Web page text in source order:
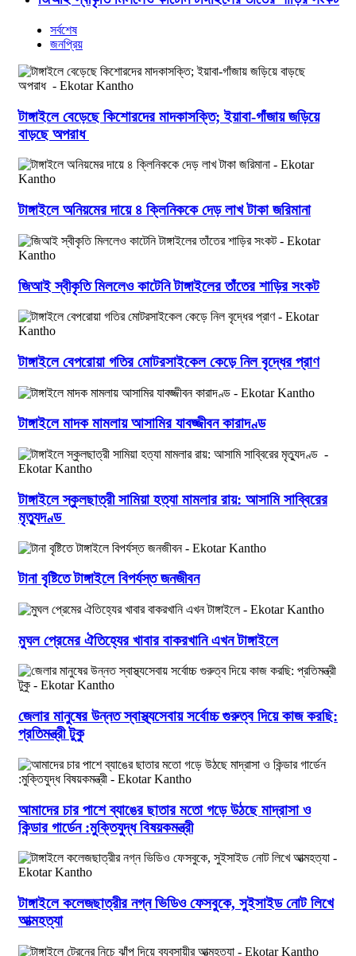
সর্বশেষ
জনপ্রিয়
টাঙ্গাইলে বেড়েছে কিশোরদের মাদকাসক্তি; ইয়াবা-গাঁজায় জড়িয়ে
বাড়ছে অপরাধ
টাঙ্গাইলে অনিয়মের দায়ে ৪ ক্লিনিককে দেড় লাখ টাকা জরিমানা
জিআই স্বীকৃতি মিললেও কাটেনি টাঙ্গাইলের তাঁতের শাড়ির সংকট
টাঙ্গাইলে বেপরোয়া গতির মোটরসাইকেল কেড়ে নিল বৃদ্ধের প্রাণ
টাঙ্গাইলে মাদক মামলায় আসামির যাবজ্জীবন কারাদণ্ড
টাঙ্গাইলে স্কুলছাত্রী সামিয়া হত্যা মামলার রায়: আসামি সাব্বিরের
মৃত্যুদণ্ড
টানা বৃষ্টিতে টাঙ্গাইলে বিপর্যস্ত জনজীবন
মুঘল প্রেমের ঐতিহ্যের খাবার বাকরখানি এখন টাঙ্গাইলে
জেলার মানুষের উন্নত স্বাস্থ্যসেবায় সর্বোচ্চ গুরুত্ব দিয়ে কাজ করছি:
প্রতিমন্ত্রী টুকু
আমাদের চার পাশে ব্যাঙের ছাতার মতো গড়ে উঠছে মাদ্রাসা ও
কিন্ডার গার্ডেন :মুক্তিযুদ্ধ বিষয়কমন্ত্রী
টাঙ্গাইলে কলেজছাত্রীর নগ্ন ভিডিও ফেসবুকে, সুইসাইড নোট লিখে
আত্মহত্যা